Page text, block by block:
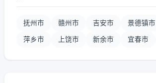
抚州市 赣州市 吉安市 景德镇市
萍乡市 上饶市 新余市 宜春市